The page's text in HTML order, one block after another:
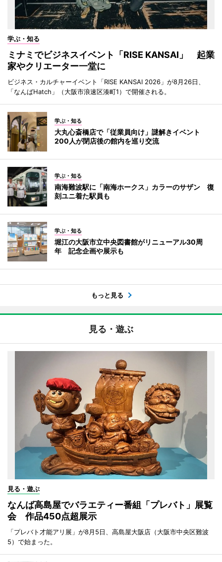
学ぶ・知る
ミナミでビジネスイベント「RISE KANSAI」 起業
家やクリエーター一堂に
ビジネス・カルチャーイベント「RISE KANSAI 2026」が8月26日、
「なんばHatch」（大阪市浪速区湊町1）で開催される。
学ぶ・知る
大丸心斎橋店で「従業員向け」謎解きイベント
200人が閉店後の館内を巡り交流
学ぶ・知る
南海難波駅に「南海ホークス」カラーのサザン 復
刻ユニ着た駅員も
学ぶ・知る
堀江の大阪市立中央図書館がリニューアル30周
年 記念企画や展示も
もっと見る
見る・遊ぶ
見る・遊ぶ
なんば高島屋でバラエティー番組「プレバト」展覧
会 作品450点超展示
「プレバト才能アリ展」が8月5日、高島屋大阪店（大阪市中央区難波
5）で始まった。